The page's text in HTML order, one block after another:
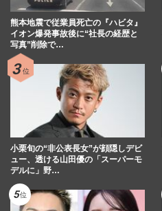
熊本地震で従業員死亡の『ハビタ』
イオン爆発事故後に“社長の経歴と
写真”削除で…
小栗旬の“非公表長女”が顔隠しデビ
ュー、透ける山田優の「スーパーモ
デルに」野…